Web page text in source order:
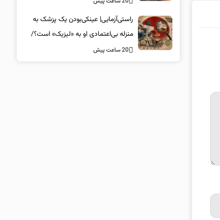
راستی‌آزمایی| عینکی‌بودن یک پزشک به
منزله بی‌اعتمادی او به «لیزیک» است؟/
جراحان، چشم فرزندان خود را لیزیک
20 ساعت پیش